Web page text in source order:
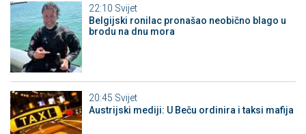
22:10 Svijet
Belgijski ronilac pronašao neobično blago u
brodu na dnu mora
20:45 Svijet
Austrijski mediji: U Beču ordinira i taksi mafija